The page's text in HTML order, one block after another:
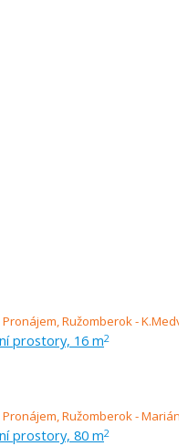
prostory, 16 m2
prostory, 80 m2